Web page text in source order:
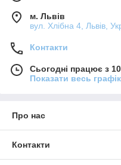
м. Львів
вул. Хлібна 4, Львів,
Контакти
Сьогодні працює з
Показати весь
Про нас
Контакти